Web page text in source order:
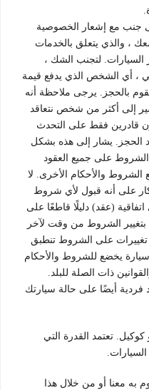
جنب مع إشعار الخصوصية
، والذي يتعلق بالخدمات
السيارات. لتجنب الشك ،
، أي الشخص الذي يدفع قيمة
بالحجز. يرجى ملاحظة أنه
إلى أكثر من شخص نتعاقد
قادرين فقط على التحدث
الحجز. يشار إلى هذه بشكل
على جميع العقود
الشروط والأحكام الأخرى. لا
على أنه قبول لأي شروط
(عقد) دليلًا قاطعًا على
الشروط من وقت لآخر
على الشروط تنطبق
يخضع للشروط والأحكام
ذات الصلة للبلد.
فردية أيضًا على حالة سيارتك
تعتمد القدرة التي
معنا أو من خلال هذا